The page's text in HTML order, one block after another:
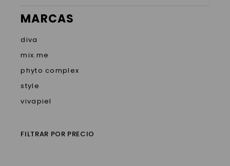
MARCAS
diva
mix.me
phyto complex
style
vivapiel
FILTRAR POR PRECIO